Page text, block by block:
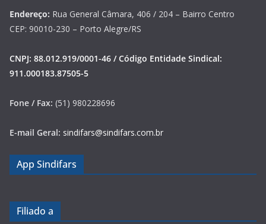
Endereço: Rua General Câmara, 406 / 204 – Bairro Centro
CEP: 90010-230 – Porto Alegre/RS
CNPJ: 88.012.919/0001-46 / Código Entidade Sindical:
911.000183.87505-5
Fone / Fax: (51) 980228696
E-mail Geral: sindifars@sindifars.com.br
App Sindifars
Filiado a